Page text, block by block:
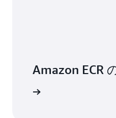
Amazon ECR